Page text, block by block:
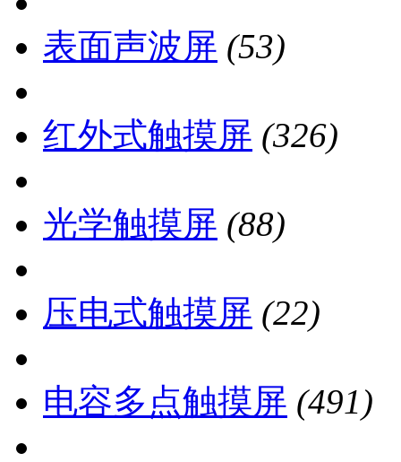
表面声波屏 (53)
红外式触摸屏 (326)
光学触摸屏 (88)
压电式触摸屏 (22)
电容多点触摸屏 (491)